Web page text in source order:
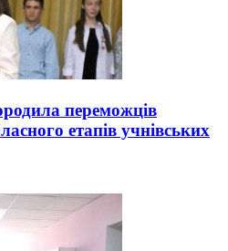
переможців
етапів учнівських